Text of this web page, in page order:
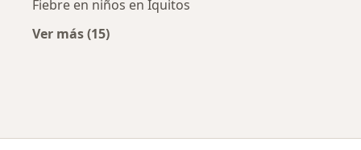
Fiebre en niños en Iquitos
Ver más (15)